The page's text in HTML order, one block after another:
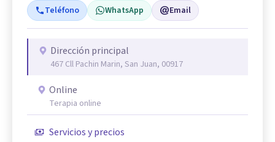
Teléfono WhatsApp Email
Dirección principal
467 Cll Pachin Marin, San Juan, 00917
Online
Terapia online
Servicios y precios